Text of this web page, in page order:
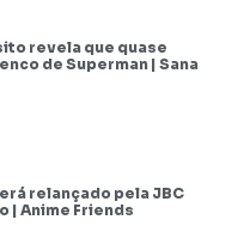
revela que quase
de Superman | Sana
relançado pela JBC
| Anime Friends